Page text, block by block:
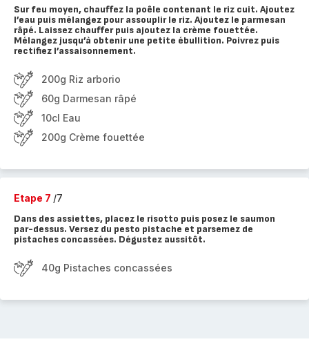
Sur feu moyen, chauffez la poêle contenant le riz cuit. Ajoutez
l’eau puis mélangez pour assouplir le riz. Ajoutez le parmesan
râpé. Laissez chauffer puis ajoutez la crème fouettée.
Mélangez jusqu’à obtenir une petite ébullition. Poivrez puis
rectifiez l’assaisonnement.
200g Riz arborio
60g Darmesan râpé
10cl Eau
200g Crème fouettée
Etape 7 /7
Dans des assiettes, placez le risotto puis posez le saumon
par-dessus. Versez du pesto pistache et parsemez de
pistaches concassées. Dégustez aussitôt.
40g Pistaches concassées